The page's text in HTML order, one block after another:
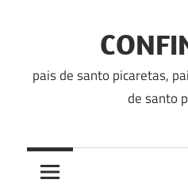
pais de santo picaretas,
de santo